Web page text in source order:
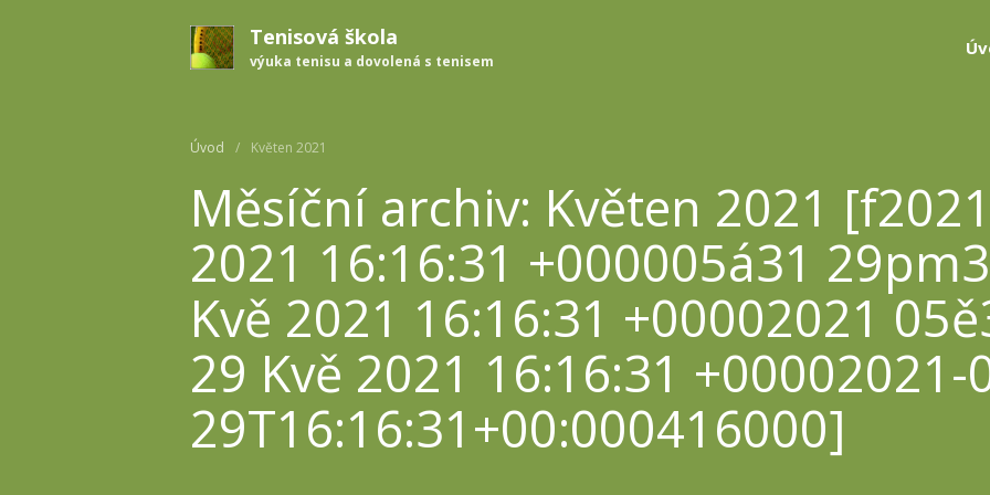
Tenisová škola
výuka tenisu a dovolená s tenisem
Úvod / Květen 2021
Měsíční archiv: Květen 2021
2021 16:16:31 +000005á31
Kvě 2021 16:16:31 +00002021
29 Kvě 2021 16:16:31 +00002021-
29T16:16:31+00:000416000]